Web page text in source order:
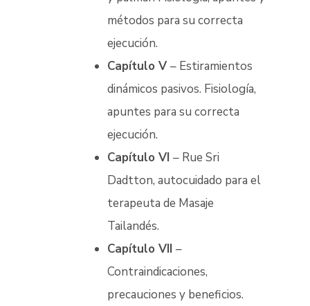
métodos para su correcta
ejecución.
Capítulo V – Estiramientos
dinámicos pasivos. Fisiología,
apuntes para su correcta
ejecución.
Capítulo VI – Rue Sri
Dadtton, autocuidado para el
terapeuta de Masaje
Tailandés.
Capítulo VII –
Contraindicaciones,
precauciones y beneficios.